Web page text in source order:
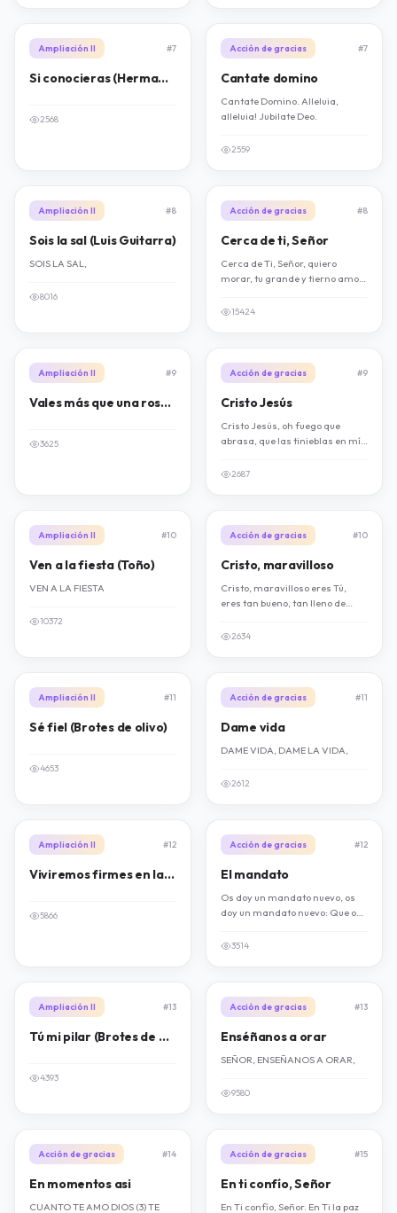
Ampliación II #7
Si conocieras (Hermana Glenda)
2568
Acción de gracias #7
Cantate domino
Cantate Domino. Alleluia,
alleluia! Jubilate Deo.
2559
Ampliación II #8
Sois la sal (Luis Guitarra)
SOIS LA SAL,
8016
Acción de gracias #8
Cerca de ti, Señor
Cerca de Ti, Señor, quiero
morar, tu grande y tierno amor
limpia mi corazón, hazme tu
15424
Ampliación II #9
Vales más que una rosa (2000 años después)
3625
Acción de gracias #9
Cristo Jesús
Cristo Jesús, oh fuego que
abrasa, que las tinieblas en mí
disipa mis sombras. Y que en
2687
Ampliación II #10
Ven a la fiesta (Toño)
VEN A LA FIESTA
10372
Acción de gracias #10
Cristo, maravilloso
Cristo, maravilloso eres Tú,
eres tan bueno, tan lleno de
Cristo maravilloso eres Tú.
2634
Ampliación II #11
Sé fiel (Brotes de olivo)
4653
Acción de gracias #11
Dame vida
DAME VIDA, DAME LA VIDA,
2612
Ampliación II #12
Viviremos firmes en la fe (Toño Casado)
5866
Acción de gracias #12
El mandato
Os doy un mandato nuevo, os
doy un mandato nuevo: Que os
améis, (que os améis),
3514
Ampliación II #13
Tú mi pilar (Brotes de Olivo)
4393
Acción de gracias #13
Enséñanos a orar
SEÑOR, ENSEÑANOS A ORAR,
9580
Acción de gracias #14
En momentos asi
CUANTO TE AMO DIOS (3) TE
Acción de gracias #15
En ti confío, Señor
En Ti confío, Señor. En Ti la paz